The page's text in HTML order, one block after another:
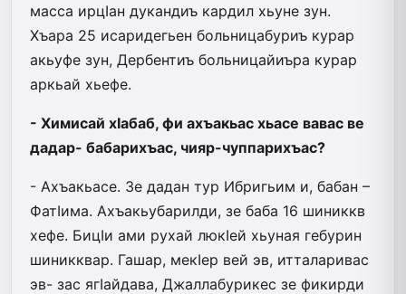
масса ирцIан дукандиъ кардил хьуне зун.
Хъара 25 исаридегьен больницабуриъ курар
акьуфе зун, Дербентиъ больницайиъра курар
аркьай хьефе.
- Химисай хIабаб, фи ахъакьас хьасе вавас ве
дадар- бабарихъас, чияр-чуппарихъас?
- Ахъакьасе. Зе дадан тур Ибригьим и, бабан –
ФатIима. Ахъакьубарилди, зе баба 16 шиниккв
хефе. БицIи ами рухай люкIей хьуная гебурин
шиникквар. Гашар, мекIер вей эв, итталаривас
эв- зас ягIайдава, Джаллабурикес зе фикирди